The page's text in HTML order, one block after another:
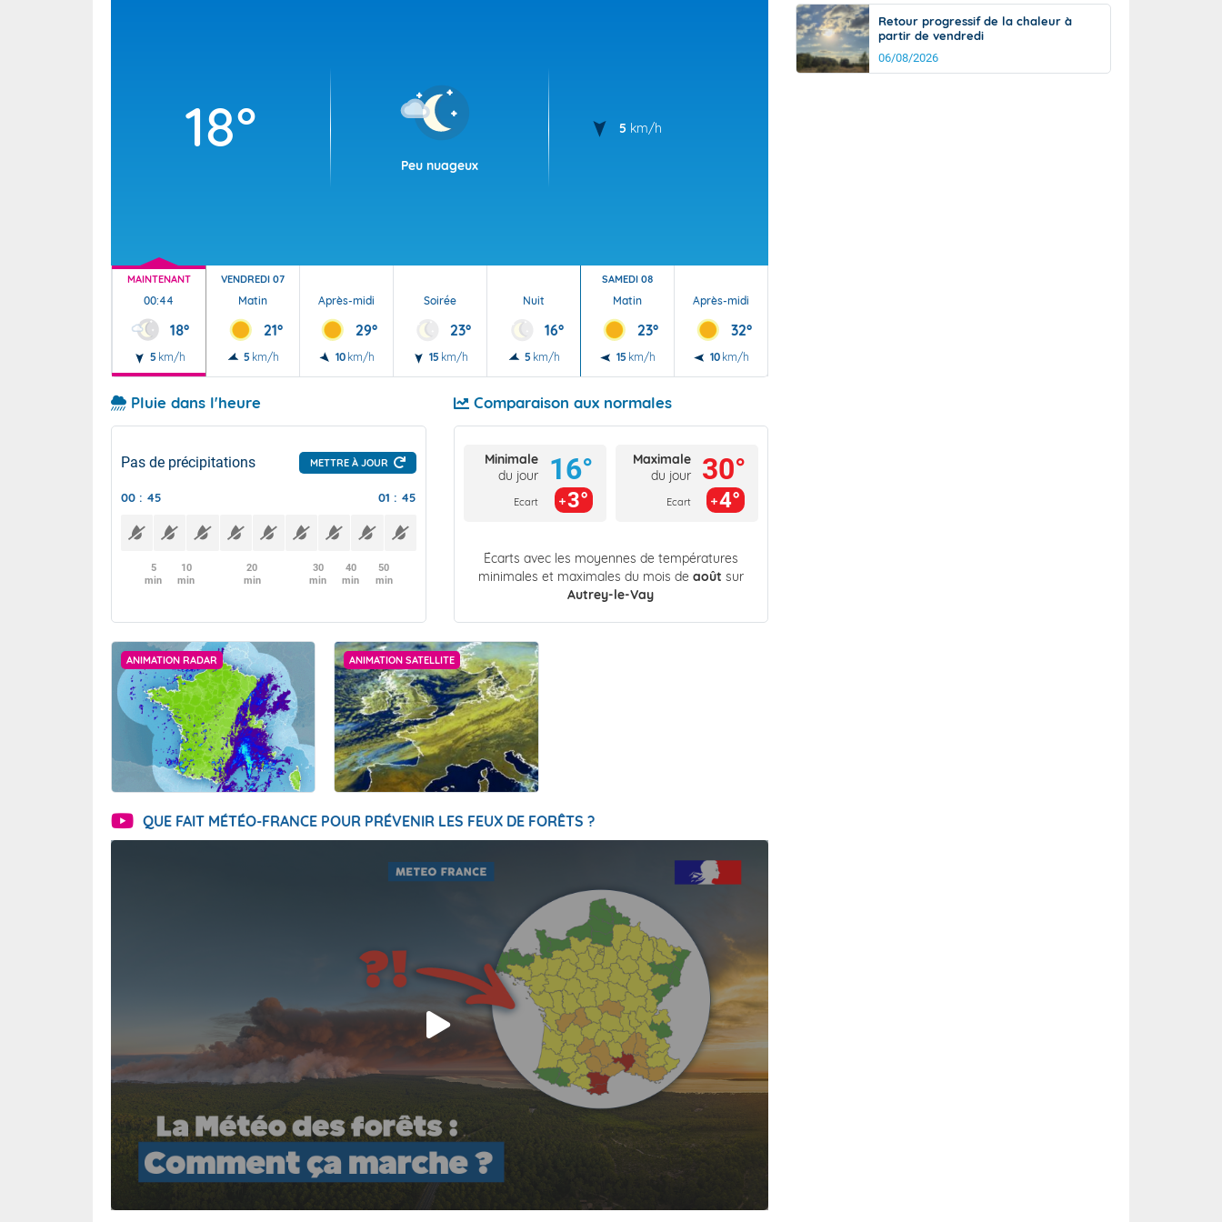
18°
Peu nuageux
5 km/h
MAINTENANT
00:44
18°
5 km/h
VENDREDI 07
Matin
21°
5 km/h
Après-midi
29°
10 km/h
Soirée
23°
15 km/h
Nuit
16°
5 km/h
SAMEDI 08
Matin
23°
15 km/h
Après-midi
32°
10 km/h
Pluie dans l'heure
Pas de précipitations METTRE À JOUR
00 : 45 01 : 45
5
min
10
min
20
min
30
min
40
min
50
min
Comparaison aux normales
Minimale
du jour
Ecart
16°
3°
Maximale
du jour
Ecart
30°
4°
Écarts avec les moyennes de températures
minimales et maximales du mois de août sur
Autrey-le-Vay
ANIMATION RADAR ANIMATION SATELLITE
QUE FAIT MÉTÉO-FRANCE POUR PRÉVENIR LES FEUX DE FORÊTS ?
Retour progressif de la chaleur à
partir de vendredi
06/08/2026